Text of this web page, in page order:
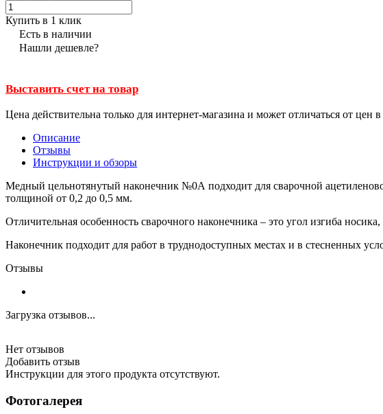
Купить в 1 клик
Есть в наличии
Нашли дешевле?
Выставить счет на товар
Цена действительна только для интернет-магазина и может отличаться от
Описание
Отзывы
Инструкции и обзоры
Медный цельнотянутый наконечник №0А подходит для сварочной
толщиной от 0,2 до 0,5 мм.
Отличительная особенность сварочного наконечника – это угол изгиба
Наконечник подходит для работ в труднодоступных местах и в стесненных
Отзывы
Загрузка отзывов...
Нет отзывов
Добавить отзыв
Инструкции для этого продукта отсутствуют.
Фотогалерея